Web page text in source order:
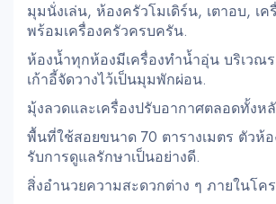
มุมนั่งเล่น, ห้องครัวโมเดิร์น, เตาอบ, เค
พร้อมเครื่องครัวครบครัน.
ห้องน้ำทุกห้องมีเครื่องทำน้ำอุ่น บริเวณร
เก้าอี้จัดวางไว้เป็นมุมพักผ่อน.
มุ้งลวดและเครื่องปรับอากาศตลอดทั้งห
พื้นที่ใช้สอยขนาด 70 ตารางเมตร ตัวห้
รับการดูแลรักษาเป็นอย่างดี.
สิ่งอำนวยความสะดวกต่าง ๆ ภายในโค